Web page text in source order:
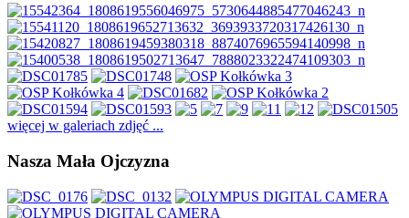
więcej w galeriach zdjęć ...
Nasza Mała Ojczyzna